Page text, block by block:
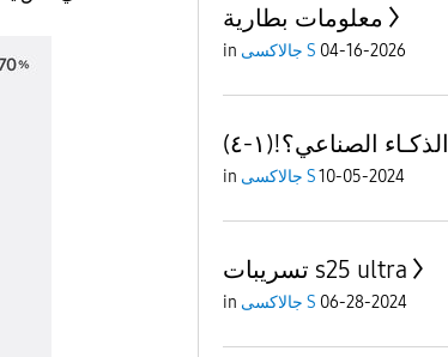
معلومات بطارية
in جالاكسى S 04-16-2026
الذكـاء الصناعي؟!(١-٤)
in جالاكسى S10-05-2024
تسريبات s25 ultra
in جالاكسى S 06-28-2024